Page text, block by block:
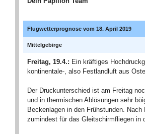
Flugwetterprognose vom 18. April 2019
Mittelgebirge
Freitag, 19.4.: Ein kräftiges
kontinentale-, also Festlandluft aus
Der Druckunterschied ist am Freitag
und in thermischen Ablösungen sehr
Beckenlagen in den Frühstunden.
zumindest für das Gleitschirmfliegen in